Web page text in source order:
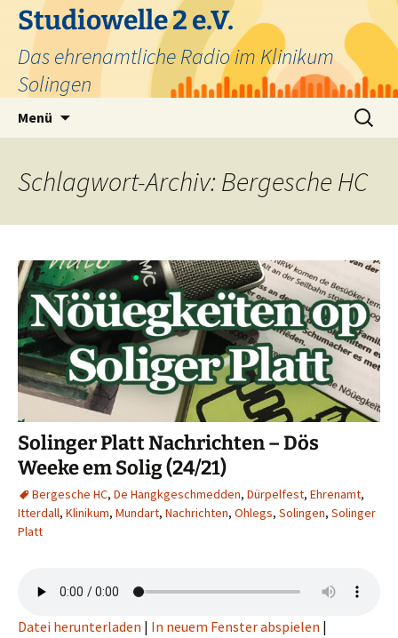
Zum
Inhalt
springen
Studiowelle 2 e.V.
Das ehrenamtliche Radio im Klinikum
Solingen
Menü
Suchen
nach:
Schlagwort-Archiv: Bergesche HC
Solinger Platt Nachrichten – Dös
Weeke em Solig (24/21)
Bergesche HC, De Hangkgeschmedden, Dürpelfest, Ehrenamt,
Itterdall, Klinikum, Mundart, Nachrichten, Ohlegs, Solingen, Solinger
Platt
Datei herunterladen | In neuem Fenster abspielen |